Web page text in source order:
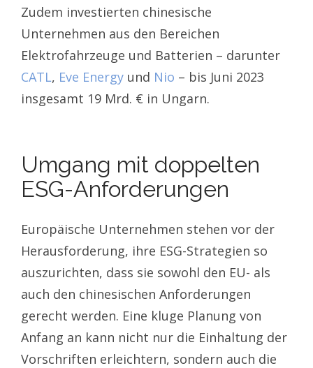
Zudem investierten chinesische
Unternehmen aus den Bereichen
Elektrofahrzeuge und Batterien – darunter
CATL, Eve Energy und Nio – bis Juni 2023
insgesamt 19 Mrd. € in Ungarn.
Umgang mit doppelten
ESG-Anforderungen
Europäische Unternehmen stehen vor der
Herausforderung, ihre ESG-Strategien so
auszurichten, dass sie sowohl den EU- als
auch den chinesischen Anforderungen
gerecht werden. Eine kluge Planung von
Anfang an kann nicht nur die Einhaltung der
Vorschriften erleichtern, sondern auch die